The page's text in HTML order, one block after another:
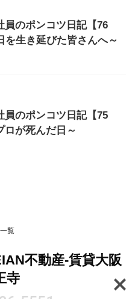
員のポンコツ日記【76
を生き延びた皆さんへ～
員のポンコツ日記【75
ロが死んだ日～
覧
不動産-賃貸大阪
寺